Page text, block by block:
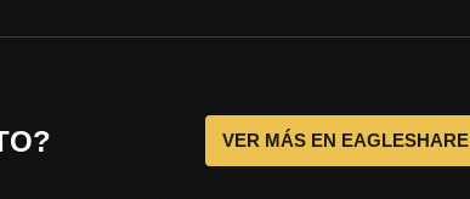
VER MÁS EN EAGLESHARE